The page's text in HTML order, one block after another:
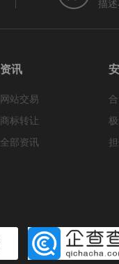
描
资讯
网站交易
商标转让
全部资讯